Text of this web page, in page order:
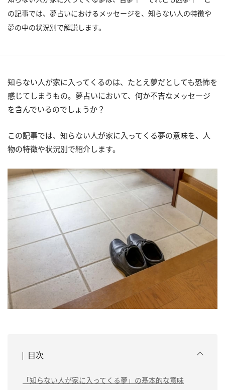
の記事では、夢占いにおけるメッセージを、知らない人の特徴や
夢の中の状況別で解説します。
知らない人が家に入ってくるのは、たとえ夢だとしても恐怖を
感じてしまうもの。夢占いにおいて、何か不吉なメッセージ
を含んでいるのでしょうか？
この記事では、知らない人が家に入ってくる夢の意味を、人
物の特徴や状況別で紹介します。
目次
「知らない人が家に入ってくる夢」の基本的な意味